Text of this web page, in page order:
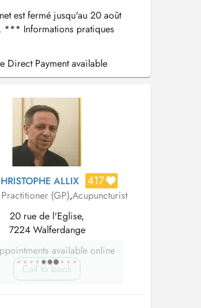
est fermé jusqu'au 20 août
*** Informations pratiques
séances de psychotérapies: Le
un premier rendez-vous de
est d'environ 2 à 3 mois. Merci
par e-mail, afin de facil...
Direct Payment available
ALLIX 417
(GP),Acupuncturist
20 rue de l'Eglise,
7224 Walferdange
available online
Call to book